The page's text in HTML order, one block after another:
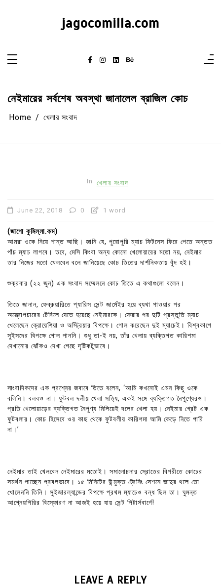
jagocomilla.com
নেইমারের সর্বশেষ অবস্থা জানালেল ব্রাজিল কোচ
Home খেলার সংবাদ
In খেলার সংবাদ
June 22, 2018 0 1 word
(জাগো কুমিল্লা.কম)
আমরা ওকে নিয়ে শান্ত আছি। জানি যে, পুরোপুরি ম্যাচ ফিটনেস ফিরে পেতে অন্তত
পাঁচ ম্যাচ লাগবে। তবে, মেসি কিংবা অন্য কোনো খেলোয়ারের মতো নয়, নেইমার
তার নিজের মতো খেলবেন বলে জানিয়েছে কোচ তিতের দার্শনিকতায় বুঁদ হই।
শুক্রবার (২২ জুন) এক সংবাদ সম্মেলনে কোচ তিতে এ কথাগুলো বলেন।
তিতে জানান, ফেব্রুয়ারিতে প্যারিস সেন্ট জার্মেইর হয়ে ব্যথা পাওয়ার পর
অস্ত্রোপচারের টেবিলে যেতে হয়েছে নেইমারকে। ফেরার পর দুটি প্রস্তুতি ম্যাচ
খেলেছেন ক্রোয়েশিয়া ও অস্ট্রিয়ার বিপক্ষে। গোল করেছেন দুই ম্যাচেই। বিশ্বকাপে
সুইসদের বিপক্ষে গোল পাননি। শুধু তা-ই নয়, তাঁর খেলায় ব্যক্তিগত কারিশমা
দেখানোর ঝোঁকও দেখা গেছে দৃষ্টিকটুভাবে।
সাংবাদিকদের এক প্রশ্নের জবাবে তিতে বলেন, ‘আমি কখনোই এমন কিছু ওকে
বলিনি। বলবও না। ফুটবল দলীয় খেলা সত্যি, একই সঙ্গে ব্যক্তিগত নৈপুণ্যেরও।
প্রতি খেলোয়াড়ের ব্যক্তিগত নৈপুণ্য মিলিয়েই দলের খেলা হয়। নেইমার গ্রেট এক
ফুটবলার। কোচ হিসেবে ওর কাছ থেকে ফুটবলীয় কারিশমা আমি কেড়ে নিতে পারি
না।’
নেইমার তাই খেলবেন নেইমারের মতোই। সমালোচনার স্রোতের বিপরীতে কোচের
সমর্থন পাচ্ছেন প্রবলভাবে। ১৫ মিনিটের উন্মুক্ত ট্রেনিং সেশনে জাদুর থলে তো
খোলেননি তিনি। সুইজারল্যান্ডের বিপক্ষে প্রথম ম্যাচেও বন্ধ ছিল তা। ঘুমন্ত
আগ্নেয়গিরির বিস্ফোরণ না আজই হয়ে যায় সেন্ট পিটার্সবার্গে!
LEAVE A REPLY